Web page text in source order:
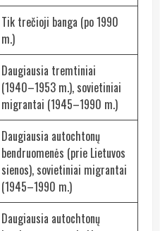
Tik trečioji banga (po 1990
m.)
Daugiausia tremtiniai
(1940–1953 m.), sovietiniai
migrantai (1945–1990 m.)
Daugiausia autochtonų
bendruomenės (prie Lietuvos
sienos), sovietiniai migrantai
(1945–1990 m.)
Daugiausia autochtonų